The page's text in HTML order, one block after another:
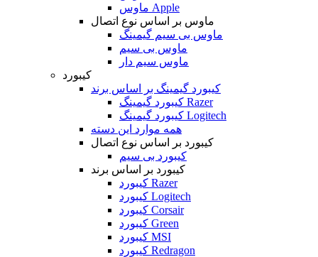
ماوس Apple
ماوس بر اساس نوع اتصال
ماوس بی سیم گیمینگ
ماوس بی سیم
ماوس سیم دار
کیبورد
کیبورد گیمینگ بر اساس برند
کیبورد گیمینگ Razer
کیبورد گیمینگ Logitech
همه موارد این دسته
کیبورد بر اساس نوع اتصال
کیبورد بی سیم
کیبورد بر اساس برند
کیبورد Razer
کیبورد Logitech
کیبورد Corsair
کیبورد Green
کیبورد MSI
کیبورد Redragon